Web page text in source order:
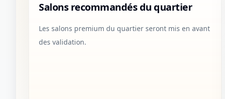
Salons recommandés du quartier
Les salons premium du quartier seront mis en avant
des validation.